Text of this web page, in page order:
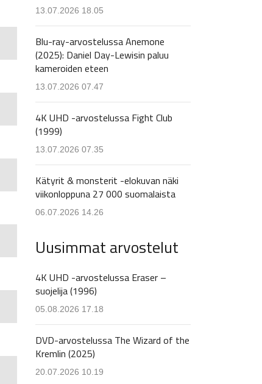
13.07.2026 18.05
Blu-ray-arvostelussa Anemone
(2025): Daniel Day-Lewisin paluu
kameroiden eteen
13.07.2026 07.47
4K UHD -arvostelussa Fight Club
(1999)
13.07.2026 07.35
Kätyrit & monsterit -elokuvan näki
viikonloppuna 27 000 suomalaista
06.07.2026 14.26
Uusimmat arvostelut
4K UHD -arvostelussa Eraser –
suojelija (1996)
05.08.2026 17.18
DVD-arvostelussa The Wizard of the
Kremlin (2025)
20.07.2026 10.19